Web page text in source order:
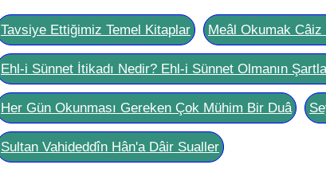
Tavsiye Ettiğimiz Temel Kitaplar Meâl Okumak Câiz
Ehl-i Sünnet İtikadı Nedir? Ehl-i Sünnet Olmanın
Her Gün Okunması Gereken Çok Mühim Bir Duâ
Sultan Vahideddîn Hân'a Dâir Sualler